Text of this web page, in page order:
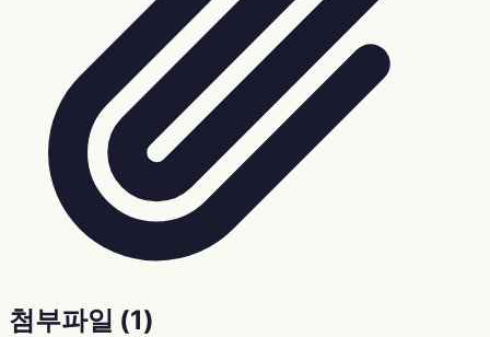
첨부파일 (1)